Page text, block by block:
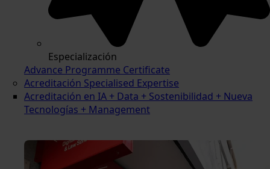
Especialización
Advance Programme Certificate
Acreditación Specialised Expertise
Acreditación en IA + Data + Sostenibilidad + Nueva
Tecnologías + Management